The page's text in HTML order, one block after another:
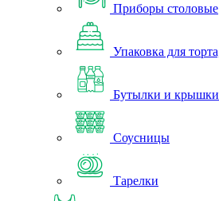
Приборы столовые
Упаковка для
Бутылки и крышки
Соусницы
Тарелки